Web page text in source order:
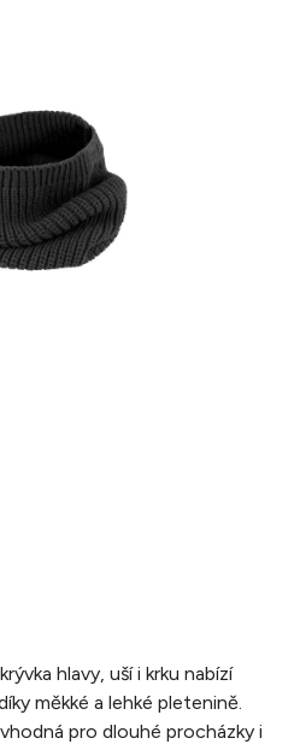
hlavy, uší i krku nabízí
měkké a lehké pletenině.
pro dlouhé procházky i